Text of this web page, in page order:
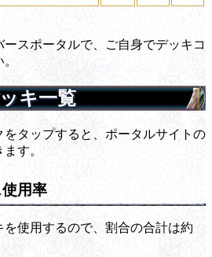
スポータルで、ご自身でデッキコ
キ一覧
タップすると、ポータルサイトの
す。
用率
使用するので、割合の合計は約